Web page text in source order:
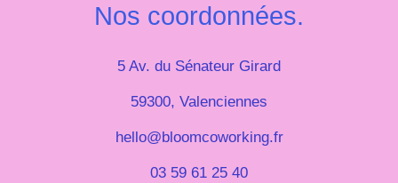
Nos coordonnées.
5 Av. du Sénateur Girard
59300, Valenciennes
hello@bloomcoworking.fr
03 59 61 25 40